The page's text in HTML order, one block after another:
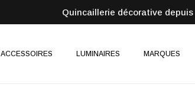
Quincaillerie décorative depuis
ACCESSOIRES LUMINAIRES MARQUES